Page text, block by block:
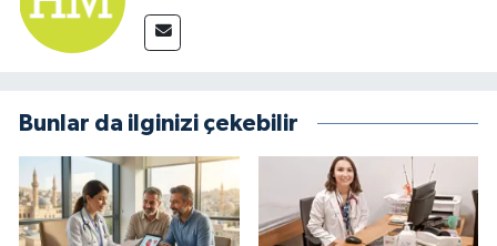
Bunlar da ilginizi çekebilir